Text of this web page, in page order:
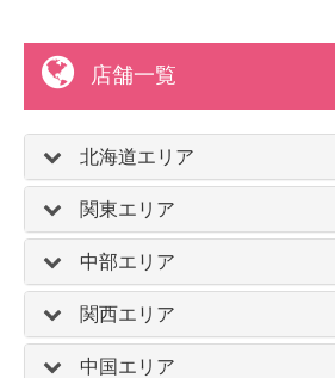
店舗一覧
北海道エリア
関東エリア
中部エリア
関西エリア
中国エリア